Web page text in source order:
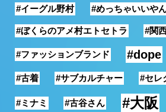
銭湯
#イーグル野村 #めっちゃいいやん
#ぼくらのアメ村エトセトラ #関
#ファッションブランド #dope
#古着 #サブカルチャー #セレ
#ミナミ #古谷さん #大阪